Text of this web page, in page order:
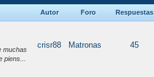
Autor Foro Respuestas
muchas
crisr88 Matronas 45